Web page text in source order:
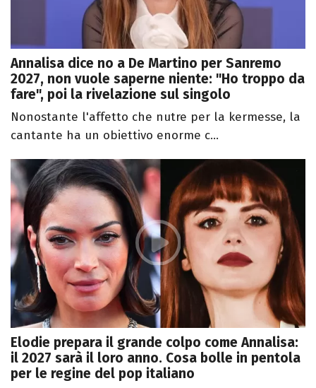
Annalisa dice no a De Martino per Sanremo
2027, non vuole saperne niente: "Ho troppo da
fare", poi la rivelazione sul singolo
Nonostante l'affetto che nutre per la kermesse, la
cantante ha un obiettivo enorme c...
Elodie prepara il grande colpo come Annalisa:
il 2027 sarà il loro anno. Cosa bolle in pentola
per le regine del pop italiano